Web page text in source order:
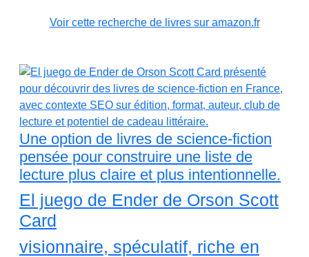
Voir cette recherche de livres sur amazon.fr
Une option de livres de science-fiction
pensée pour construire une liste de
lecture plus claire et plus intentionnelle.
El juego de Ender de Orson Scott
Card
visionnaire, spéculatif, riche en